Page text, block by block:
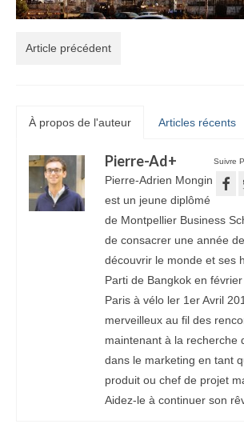
Article précédent
À propos de l'auteur Articles récents
Suivre
Pierre-Ad+
Pierre-Adrien Mongin
est un jeune diplômé
de Montpellier Business
de consacrer une année
découvrir le monde et ses
Parti de Bangkok en
Paris à vélo ler 1er Avril
merveilleux au fil des
maintenant à la recherche
dans le marketing en tant
produit ou chef de projet
Aidez-le à continuer son